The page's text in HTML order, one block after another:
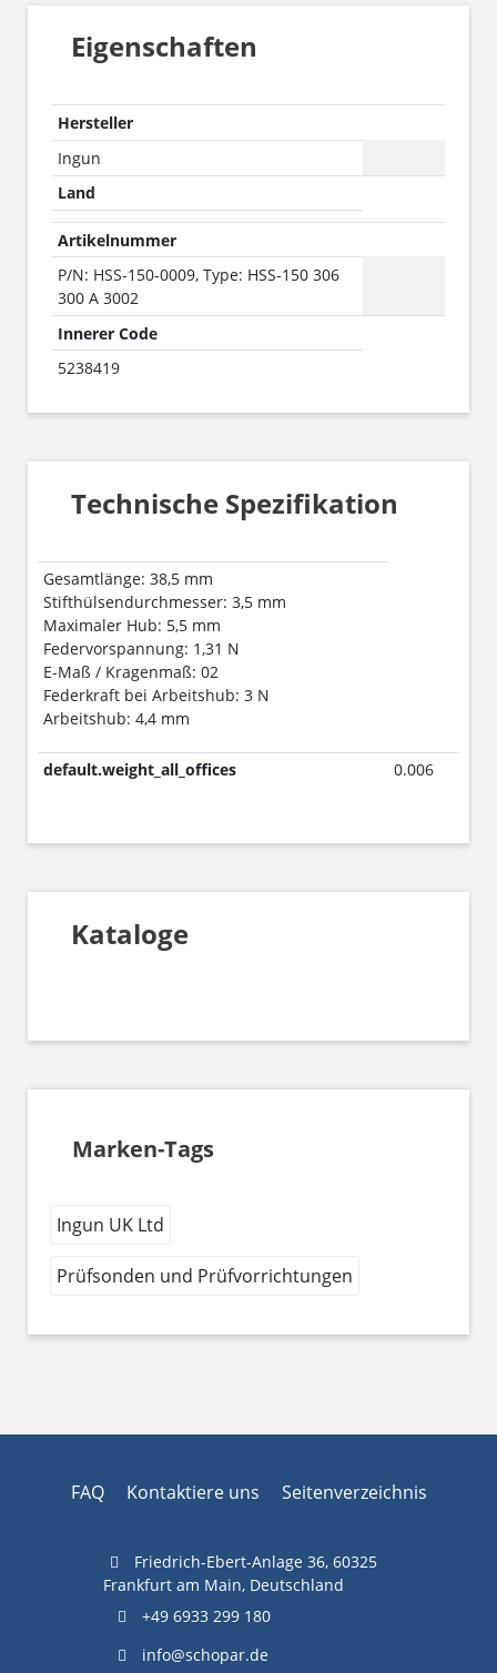
Eigenschaften
Hersteller
Ingun
Land
Artikelnummer
P/N: HSS-150-0009, Type: HSS-150 306
300 A 3002
Innerer Code
5238419
Technische Spezifikation
Gesamtlänge: 38,5 mm
Stifthülsendurchmesser: 3,5 mm
Maximaler Hub: 5,5 mm
Federvorspannung: 1,31 N
E-Maß / Kragenmaß: 02
Federkraft bei Arbeitshub: 3 N
Arbeitshub: 4,4 mm
default.weight_all_offices 0.006
Kataloge
Marken-Tags
Ingun UK Ltd
Prüfsonden und Prüfvorrichtungen
FAQ Kontaktiere uns Seitenverzeichnis
Friedrich-Ebert-Anlage 36, 60325
Frankfurt am Main, Deutschland
+49 6933 299 180
info@schopar.de